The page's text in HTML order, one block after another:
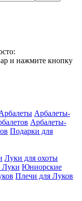
и нажмите кнопку
Арбалеты-
Арбалеты-
Подарки для
Луки для охоты
Луки Юниорские
Плечи для Луков